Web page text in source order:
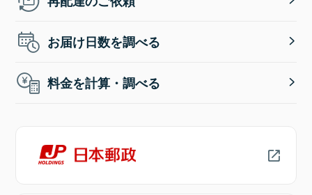
お届け日数を調べる
料金を計算・調べる